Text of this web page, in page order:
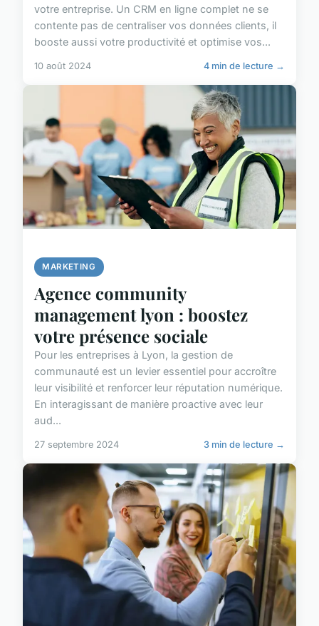
votre entreprise. Un CRM en ligne complet ne se
contente pas de centraliser vos données clients, il
booste aussi votre productivité et optimise vos...
10 août 2024 4 min de lecture →
MARKETING
Agence community
management lyon : boostez
votre présence sociale
Pour les entreprises à Lyon, la gestion de
communauté est un levier essentiel pour accroître
leur visibilité et renforcer leur réputation numérique.
En interagissant de manière proactive avec leur
aud...
27 septembre 2024 3 min de lecture →